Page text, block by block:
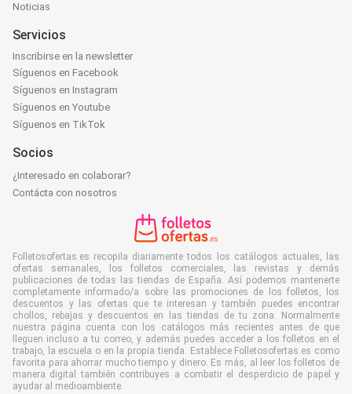
Noticias
Servicios
Inscribirse en la newsletter
Síguenos en Facebook
Síguenos en Instagram
Síguenos en Youtube
Síguenos en TikTok
Socios
¿Interesado en colaborar?
Contácta con nosotros
Folletosofertas.es recopila diariamente todos los catálogos actuales, las
ofertas semanales, los folletos comerciales, las revistas y demás
publicaciones de todas las tiendas de España. Así podemos mantenerte
completamente informado/a sobre las promociones de los folletos, los
descuentos y las ofertas que te interesan y también puedes encontrar
chollos, rebajas y descuentos en las tiendas de tu zona. Normalmente
nuestra página cuenta con los catálogos más recientes antes de que
lleguen incluso a tu correo, y además puedes acceder a los folletos en el
trabajo, la escuela o en la propia tienda. Establece Folletosofertas.es como
favorita para ahorrar mucho tiempo y dinero. Es más, al leer los folletos de
manera digital también contribuyes a combatir el desperdicio de papel y
ayudar al medioambiente.